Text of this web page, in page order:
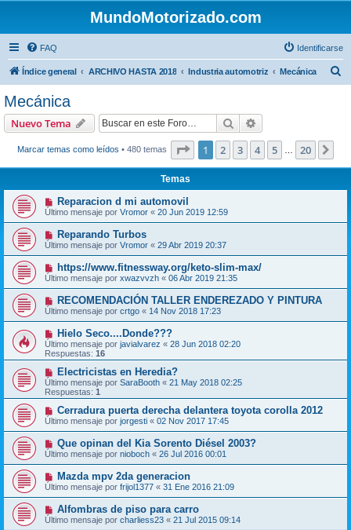
MundoMotorizado.com
FAQ Identificarse
Índice general ARCHIVO HASTA 2018 Industria automotriz Mecánica
Mecánica
Nuevo Tema Buscar
Marcar temas como leídos • 480 temas Página de 20
1 2 3 4 5 20
Temas
Reparacion d mi automovil
Último mensaje por Vromor « 20 Jun 2019 12:59
Reparando Turbos
Último mensaje por Vromor « 29 Abr 2019 20:37
https://www.fitnessway.org/keto-slim-max/
Último mensaje por xwazvvzh « 06 Abr 2019 21:35
RECOMENDACIÓN TALLER ENDEREZADO Y PINTURA
Último mensaje por crtgo « 14 Nov 2018 17:23
Hielo Seco....Donde???
Último mensaje por javialvarez « 28 Jun 2018 02:20
Respuestas: 16
Electricistas en Heredia?
Último mensaje por SaraBooth « 21 May 2018 02:25
Respuestas: 1
Cerradura puerta derecha delantera toyota corolla 2012
Último mensaje por jorgesti « 02 Nov 2017 17:45
Que opinan del Kia Sorento Diésel 2003?
Último mensaje por nioboch « 26 Jul 2016 00:01
Mazda mpv 2da generacion
Último mensaje por frijol1377 « 31 Ene 2016 21:09
Alfombras de piso para carro
Último mensaje por charliess23 « 21 Jul 2015 09:14